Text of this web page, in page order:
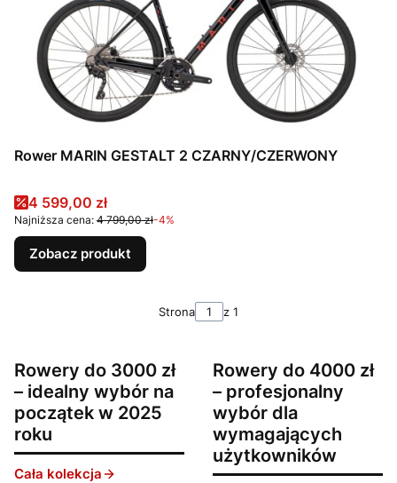
Rower MARIN GESTALT 2 CZARNY/CZERWONY
Cena promocyjna
4 599,00 zł
Najniższa cena: 4 799,00 zł-4%
Zobacz produkt
Strona z 1
Rowery do 3000 zł
– idealny wybór na
początek w 2025
roku
Cała kolekcja
Rowery do 4000 zł
– profesjonalny
wybór dla
wymagających
użytkowników